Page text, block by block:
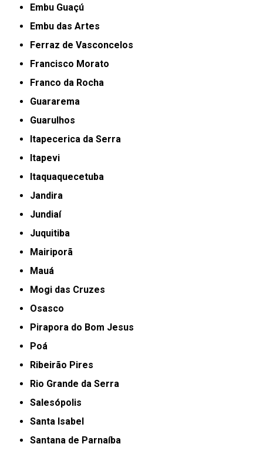
Embu Guaçú
Embu das Artes
Ferraz de Vasconcelos
Francisco Morato
Franco da Rocha
Guararema
Guarulhos
Itapecerica da Serra
Itapevi
Itaquaquecetuba
Jandira
Jundiaí
Juquitiba
Mairiporã
Mauá
Mogi das Cruzes
Osasco
Pirapora do Bom Jesus
Poá
Ribeirão Pires
Rio Grande da Serra
Salesópolis
Santa Isabel
Santana de Parnaíba